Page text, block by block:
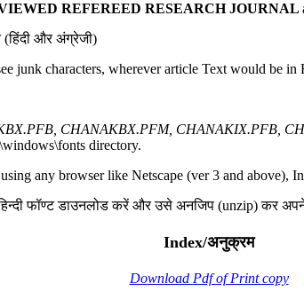
REFEREED RESEARCH JOURNAL
(हिंदी और अंग्रेजी)
junk characters, wherever article Text would be
CHANAKBX.PFM, CHANAKIX.PFB,
directory.
any browser like Netscape (ver 3 and above),
फॉण्ट डाउनलोड करें और उसे अनजिप (unzip) कर
Index/अनुक्रम
Download Pdf of Print copy